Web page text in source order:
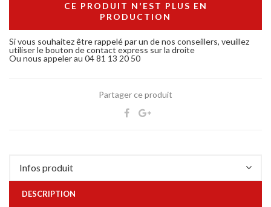
CE PRODUIT N'EST PLUS EN
PRODUCTION
Si vous souhaitez être rappelé par un de nos conseillers, veuillez
utiliser le bouton de contact express sur la droite
Ou nous appeler au 04 81 13 20 50
Partager ce produit
Infos produit
DESCRIPTION